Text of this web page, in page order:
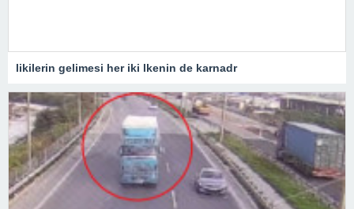
likilerin gelimesi her iki lkenin de karnadr